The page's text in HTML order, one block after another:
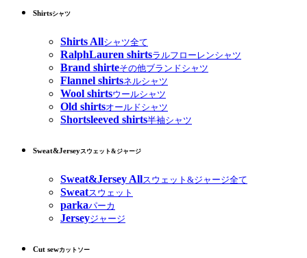
Shirtsシャツ
Shirts Allシャツ全て
RalphLauren shirtsラルフローレンシャツ
Brand shirteその他ブランドシャツ
Flannel shirtsネルシャツ
Wool shirtsウールシャツ
Old shirtsオールドシャツ
Shortsleeved shirts半袖シャツ
Sweat&Jerseyスウェット&ジャージ
Sweat&Jersey Allスウェット&ジャージ全て
Sweatスウェット
parkaパーカ
Jerseyジャージ
Cut sewカットソー